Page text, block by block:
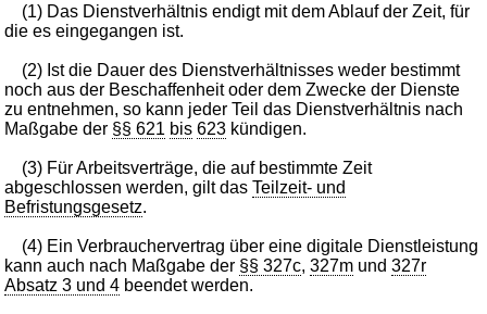
(1) Das Dienstverhältnis endigt mit dem Ablauf der Zeit, für
die es eingegangen ist.
(2) Ist die Dauer des Dienstverhältnisses weder bestimmt
noch aus der Beschaffenheit oder dem Zwecke der Dienste
zu entnehmen, so kann jeder Teil das Dienstverhältnis nach
Maßgabe der §§ 621 bis 623 kündigen.
(3) Für Arbeitsverträge, die auf bestimmte Zeit
abgeschlossen werden, gilt dasTeilzeit- und
Befristungsgesetz.
(4) Ein Verbrauchervertrag über eine digitale Dienstleistung
kann auch nach Maßgabe der §§ 327c,327m und327r
Absatz 3 und 4 beendet werden.